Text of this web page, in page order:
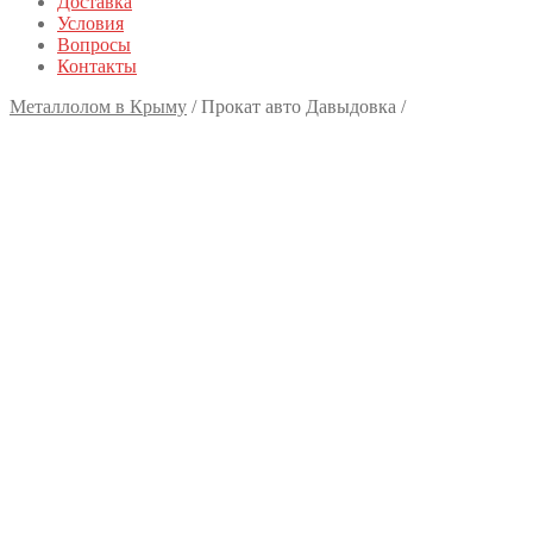
Условия
Вопросы
Контакты
Металлолом в Крыму /Прокат авто Давыдовка /